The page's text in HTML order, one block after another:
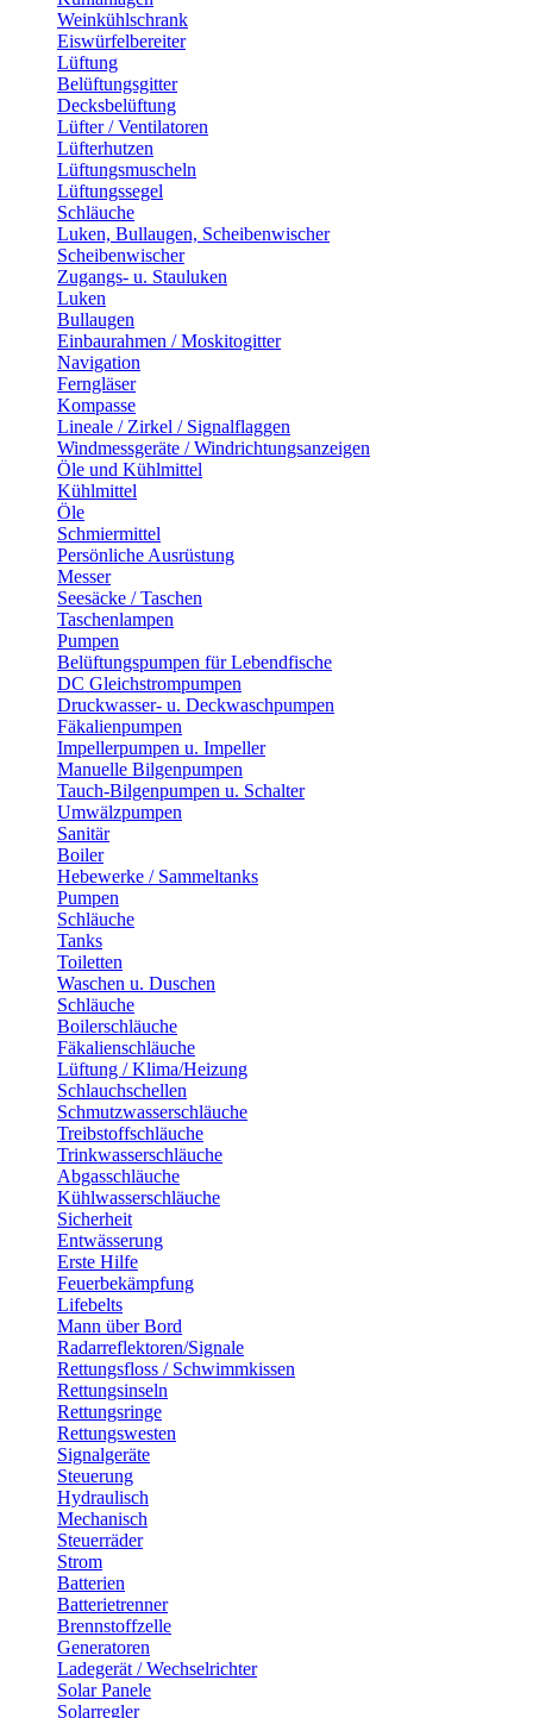
Weinkühlschrank
Eiswürfelbereiter
Lüftung
Belüftungsgitter
Decksbelüftung
Lüfter / Ventilatoren
Lüfterhutzen
Lüftungsmuscheln
Lüftungssegel
Schläuche
Luken, Bullaugen, Scheibenwischer
Scheibenwischer
Zugangs- u. Stauluken
Luken
Bullaugen
Einbaurahmen / Moskitogitter
Navigation
Ferngläser
Kompasse
Lineale / Zirkel / Signalflaggen
Windmessgeräte / Windrichtungsanzeigen
Öle und Kühlmittel
Kühlmittel
Öle
Schmiermittel
Persönliche Ausrüstung
Messer
Seesäcke / Taschen
Taschenlampen
Pumpen
Belüftungspumpen für Lebendfische
DC Gleichstrompumpen
Druckwasser- u. Deckwaschpumpen
Fäkalienpumpen
Impellerpumpen u. Impeller
Manuelle Bilgenpumpen
Tauch-Bilgenpumpen u. Schalter
Umwälzpumpen
Sanitär
Boiler
Hebewerke / Sammeltanks
Pumpen
Schläuche
Tanks
Toiletten
Waschen u. Duschen
Schläuche
Boilerschläuche
Fäkalienschläuche
Lüftung / Klima/Heizung
Schlauchschellen
Schmutzwasserschläuche
Treibstoffschläuche
Trinkwasserschläuche
Abgasschläuche
Kühlwasserschläuche
Sicherheit
Entwässerung
Erste Hilfe
Feuerbekämpfung
Lifebelts
Mann über Bord
Radarreflektoren/Signale
Rettungsfloss / Schwimmkissen
Rettungsinseln
Rettungsringe
Rettungswesten
Signalgeräte
Steuerung
Hydraulisch
Mechanisch
Steuerräder
Strom
Batterien
Batterietrenner
Brennstoffzelle
Generatoren
Ladegerät / Wechselrichter
Solar Panele
Solarregler